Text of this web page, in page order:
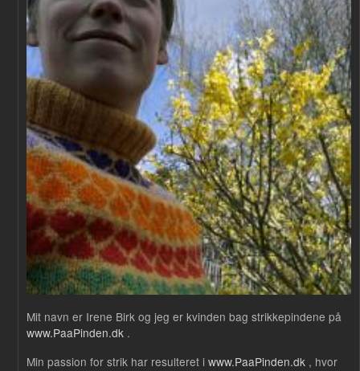
Mit navn er Irene Birk og jeg er kvinden bag strikkepindene på
www.PaaPinden.dk .
Min passion for strik har resulteret i www.PaaPinden.dk , hvor